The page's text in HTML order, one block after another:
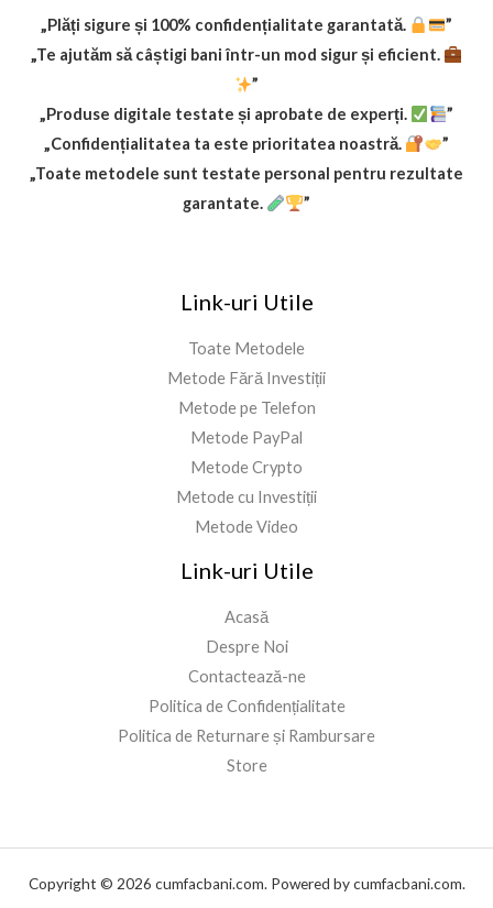
„Plăți sigure și 100% confidențialitate garantată.
”
„Te ajutăm să câștigi bani într-un mod sigur și eficient.
”
„Produse digitale testate și aprobate de experți.
”
„Confidențialitatea ta este prioritatea noastră.
”
„Toate metodele sunt testate personal pentru rezultate
garantate.
”
Link-uri Utile
Toate Metodele
Metode Fără Investiții
Metode pe Telefon
Metode PayPal
Metode Crypto
Metode cu Investiții
Metode Video
Link-uri Utile
Acasă
Despre Noi
Contactează-ne
Politica de Confidențialitate
Politica de Returnare și Rambursare
Store
Copyright © 2026 cumfacbani.com. Powered by cumfacbani.com.